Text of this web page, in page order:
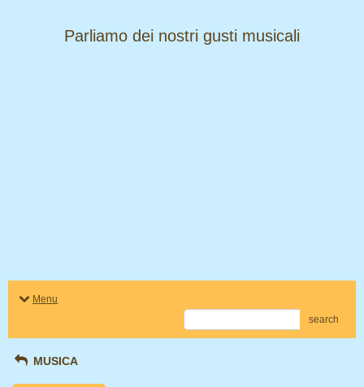
​​​​​​​Parliamo dei nostri gusti musicali
Menu
search
MUSICA